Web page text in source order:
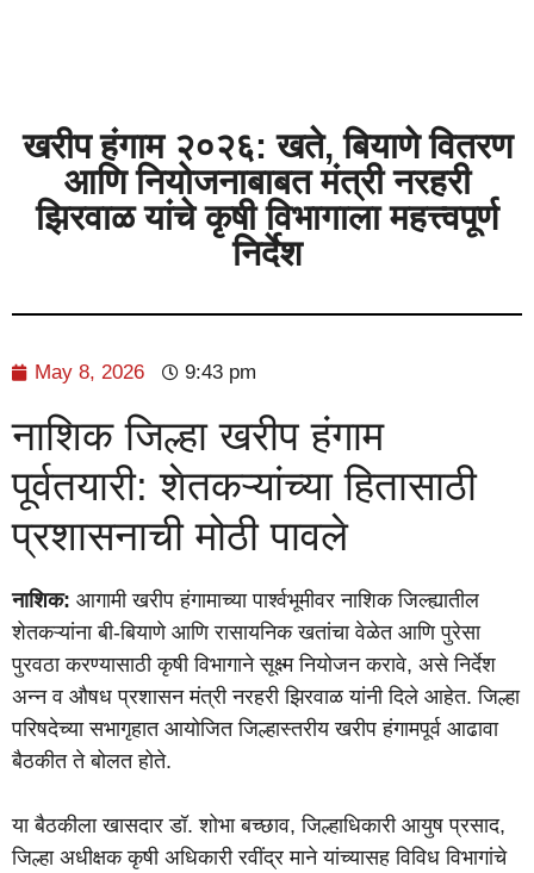
खरीप हंगाम २०२६: खते, बियाणे वितरण
आणि नियोजनाबाबत मंत्री नरहरी
झिरवाळ यांचे कृषी विभागाला महत्त्वपूर्ण
निर्देश
May 8, 2026 9:43 pm
नाशिक जिल्हा खरीप हंगाम
पूर्वतयारी: शेतकऱ्यांच्या हितासाठी
प्रशासनाची मोठी पावले
नाशिक: आगामी खरीप हंगामाच्या पार्श्वभूमीवर नाशिक जिल्ह्यातील
शेतकऱ्यांना बी-बियाणे आणि रासायनिक खतांचा वेळेत आणि पुरेसा
पुरवठा करण्यासाठी कृषी विभागाने सूक्ष्म नियोजन करावे, असे निर्देश
अन्न व औषध प्रशासन मंत्री नरहरी झिरवाळ यांनी दिले आहेत. जिल्हा
परिषदेच्या सभागृहात आयोजित जिल्हास्तरीय खरीप हंगामपूर्व आढावा
बैठकीत ते बोलत होते.
या बैठकीला खासदार डॉ. शोभा बच्छाव, जिल्हाधिकारी आयुष प्रसाद,
जिल्हा अधीक्षक कृषी अधिकारी रवींद्र माने यांच्यासह विविध विभागांचे